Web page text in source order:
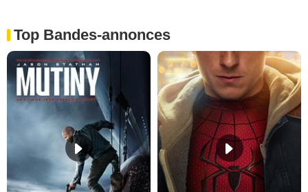
Top Bandes-annonces